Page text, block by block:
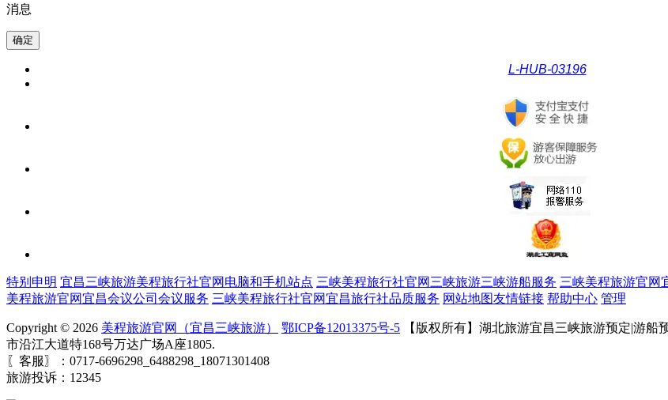
消息
L-HUB-03196
特别申明 宜昌三峡旅游美程旅行社官网电脑和手机站点 三峡美程旅行社官网三峡旅游三峡游船服务 三峡美程旅游官网
美程旅游官网宜昌会议公司会议服务 三峡美程旅行社官网宜昌旅行社品质服务 网站地图友情链接 帮助中心 管理
Copyright © 2026 美程旅游官网（宜昌三峡旅游） 鄂ICP备12013375号-5 【版权所有】湖北旅游宜昌三峡旅游预定|游船
市沿江大道特168号万达广场A座1805.
〖客服〗：0717-6696298_6488298_18071301408
旅游投诉：12345